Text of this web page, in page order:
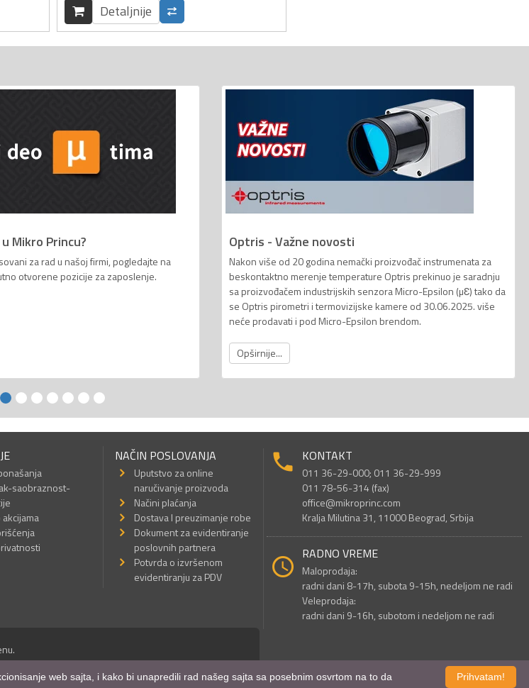
Detaljnije
Mikro Princu?
za rad u našoj firmi, pogledajte na
otvorene pozicije za zaposlenje.
Optris - Važne novosti
Nakon više od 20 godina nemački proizvođač instrumenata za
beskontaktno merenje temperature Optris prekinuo je saradnju
sa proizvođačem industrijskih senzora Micro-Epsilon (µƐ) tako da
se Optris pirometri i termovizijske kamere od 30.06.2025. više
neće prodavati i pod Micro-Epsilon brendom.
Opširnije...
saobraznost-
NAČIN POSLOVANJA
Uputstvo za online
naručivanje proizvoda
Načini plaćanja
Dostava I preuzimanje robe
Dokument za evidentiranje
poslovnih partnera
Potvrda o izvršenom
evidentiranju za PDV
KONTAKT
011 36-29-000; 011 36-29-999
011 78-56-314 (fax)
office@mikroprinc.com
Kralja Milutina 31, 11000 Beograd, Srbija
RADNO VREME
Maloprodaja:
radni dani 8-17h, subota 9-15h, nedeljom ne radi
Veleprodaja:
radni dani 9-16h, subotom i nedeljom ne radi
sajtaimobilnih aplikacijai SEO optimizacija Prihvatam!
web sajta, i kako bi unapredili rad našeg sajta sa posebnim osvrtom na to da